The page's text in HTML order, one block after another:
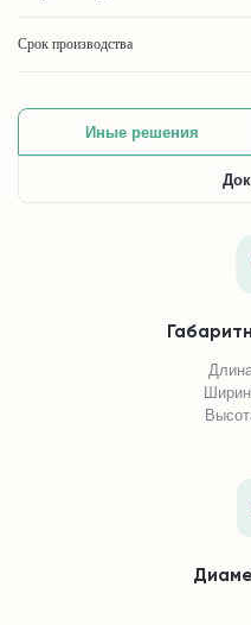
Срок производства
Иные решения